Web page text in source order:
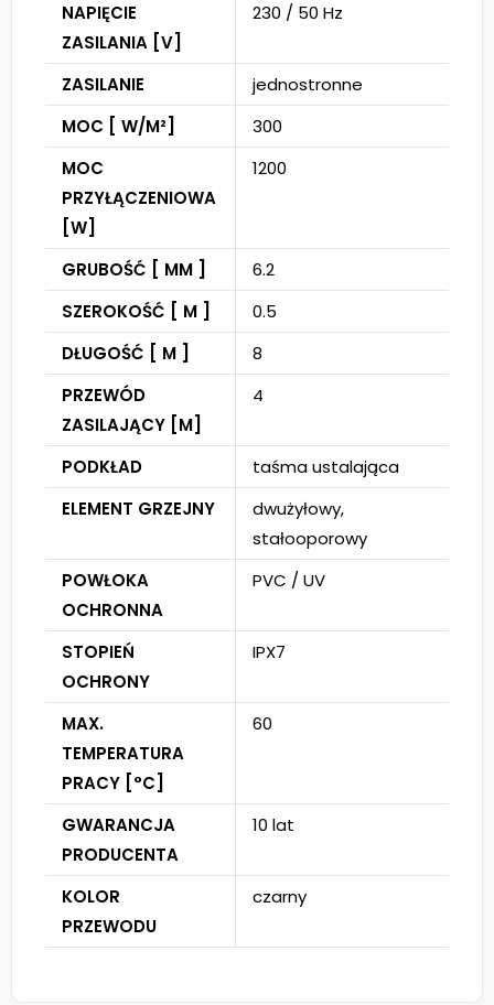
NAPIĘCIE
ZASILANIA [V]
230 / 50 Hz
ZASILANIE
jednostronne
MOC [ W/M²]
300
MOC
PRZYŁĄCZENIOWA
[W]
1200
GRUBOŚĆ [ MM ]
6.2
SZEROKOŚĆ [ M ]
0.5
DŁUGOŚĆ [ M ]
8
PRZEWÓD
ZASILAJĄCY [M]
4
PODKŁAD
taśma ustalająca
ELEMENT GRZEJNY
dwużyłowy,
stałooporowy
POWŁOKA
OCHRONNA
PVC / UV
STOPIEŃ
OCHRONY
IPX7
MAX.
TEMPERATURA
PRACY [°C]
60
GWARANCJA
PRODUCENTA
10 lat
KOLOR
PRZEWODU
czarny